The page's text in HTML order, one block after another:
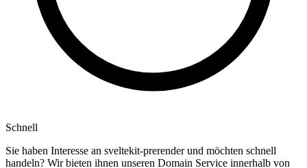
Schnell
Sie haben Interesse an sveltekit-prerender und möchten schnell
handeln? Wir bieten ihnen unseren Domain Service innerhalb von